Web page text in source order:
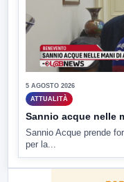
5 AGOSTO 2026
ATTUALITÀ
Sannio acque nelle
Sannio Acque prende
per la...